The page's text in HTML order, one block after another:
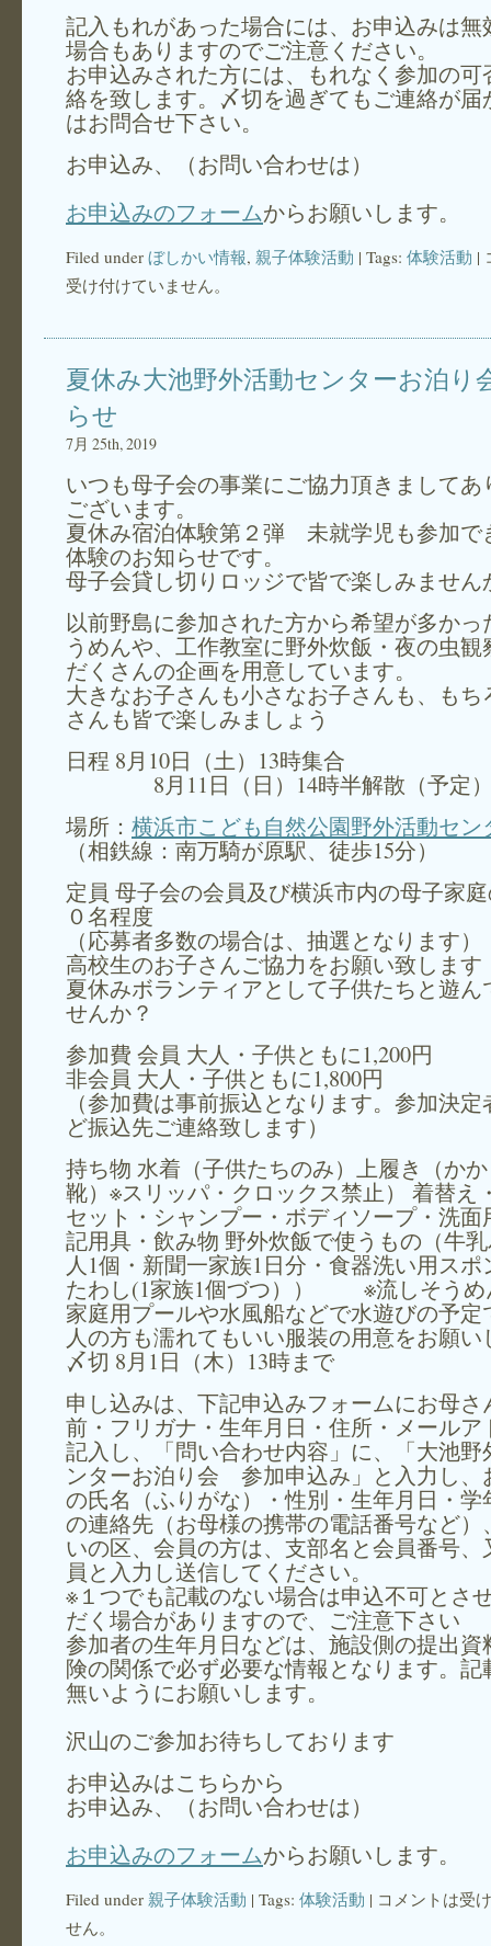
記入もれがあった場合には、お申込みは無
場合もありますのでご注意ください。
お申込みされた方には、もれなく参加の可
絡を致します。〆切を過ぎてもご連絡が届
はお問合せ下さい。
お申込み、（お問い合わせは）
お申込みのフォームからお願いします。
Filed under ぼしかい情報, 親子体験活動 | Tags: 体験活動 |
受け付けていません。
夏休み大池野外活動センターお泊り
らせ
7月 25th, 2019
いつも母子会の事業にご協力頂きましてあ
ございます。
夏休み宿泊体験第２弾 未就学児も参加で
体験のお知らせです。
母子会貸し切りロッジで皆で楽しみません
以前野島に参加された方から希望が多かっ
うめんや、工作教室に野外炊飯・夜の虫観
だくさんの企画を用意しています。
大きなお子さんも小さなお子さんも、もち
さんも皆で楽しみましょう
日程 8月10日（土）13時集合
8月11日（日）14時半解散（予定
場所： 横浜市こども自然公園野外活動セン
（相鉄線：南万騎が原駅、徒歩15分）
定員 母子会の会員及び横浜市内の母子家
０名程度
（応募者多数の場合は、抽選となります）
高校生のお子さんご協力をお願い致します
夏休みボランティアとして子供たちと遊ん
せんか？
参加費 会員 大人・子供ともに1,200円
非会員 大人・子供ともに1,800円
（参加費は事前振込となります。参加決
ど振込先ご連絡致します）
持ち物 水着（子供たちのみ）上履き（か
靴）※スリッパ・クロックス禁止） 着替え
セット・シャンプー・ボディソープ・洗面
記用具・飲み物 野外炊飯で使うもの（牛
人1個・新聞一家族1日分・食器洗い用スポ
たわし(1家族1個づつ）） ※流しそうめ
家庭用プールや水風船などで水遊びの予定
人の方も濡れてもいい服装の用意をお願い
〆切 8月1日（木）13時まで
申し込みは、下記申込みフォームにお母さ
前・フリガナ・生年月日・住所・メールア
記入し、「問い合わせ内容」に、「大池野
ンターお泊り会 参加申込み」と入力し、
の氏名（ふりがな）・性別・生年月日・学
の連絡先（お母様の携帯の電話番号など）
いの区、会員の方は、支部名と会員番号、
員と入力し送信してください。
※１つでも記載のない場合は申込不可とさ
だく場合がありますので、ご注
参加者の生年月日などは、施設側の提出資
険の関係で必ず必要な情報となります。記
無いようにお願いします。
沢山のご参加お待ちしております
お申込みはこちらから
お申込み、（お問い合わせは）
お申込みのフォームからお願いします。
Filed under 親子体験活動 | Tags: 体験活動 | コメントは受
せん。